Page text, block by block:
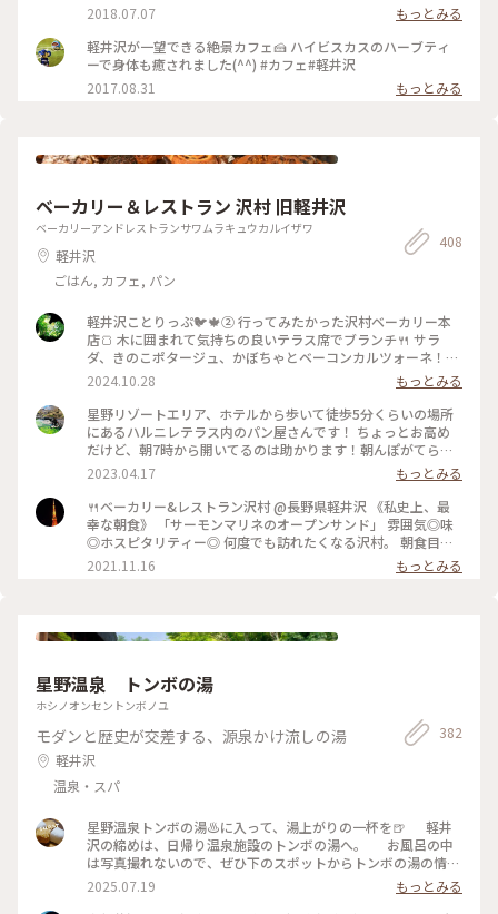
2018.07.07
もっとみる
軽井沢が一望できる絶景カフェ🍰 ハイビスカスのハーブティ
ーで身体も癒されました(^^) #カフェ#軽井沢
2017.08.31
もっとみる
ベーカリー＆レストラン 沢村 旧軽井沢
ベーカリーアンドレストランサワムラキュウカルイザワ
軽井沢
ごはん, カフェ, パン
408
軽井沢ことりっぷ🐦️🍁② 行ってみたかった沢村ベーカリー本
店🍞 木に囲まれて気持ちの良いテラス席でブランチ🍴 サラ
ダ、きのこポタージュ、かぼちゃとベーコンカルツォーネ！軽
井沢限定の言葉に惹かれてカルツォーネを選びました😋♡♫ご
ろごろ肉厚ベーコン、濃厚チーズがとろ〜り、かぼちゃの甘さ
も美味しくて秋を感じました🎃💕 ショーケースは横に長〜く
てパンの品揃えも豊富で買いたくなりましたが新宿に帰ったら
買えるからなぁと眺めて我慢〜😊💓 #沢村ベーカリー #ベーカ
リー＆レストラン沢村 #本店 #旧軽井沢 #緑がきれい #緑に囲
まれて #ブランチ #カルツォーネ #ベーカリー #軽井沢 #限定 #
軽井沢ことりっぷ
2024.10.28
もっとみる
星野リゾートエリア、ホテルから歩いて徒歩5分くらいの場所
にあるハルニレテラス内のパン屋さんです！ ちょっとお高め
だけど、朝7時から開いてるのは助かります！朝んぽがてら行
ってみてはいかがでしょうか？ 小鳥のさえずり、川のせせら
ぎに癒されながら、美味しいパンが堪能できます😊 #パン屋 #
軽井沢 #私のことりっぷ旅
2023.04.17
もっとみる
🍴ベーカリー&レストラン沢村 @長野県軽井沢 《私史上、最
幸な朝食》 「サーモンマリネのオープンサンド」 雰囲気◎味
◎ホスピタリティー◎ 何度でも訪れたくなる沢村。 朝食目当
てに朝早くから混雑することもあるそう。 それでも食べたくな
る沢村のモーニング。 私は軽井沢でのモーニングは沢村一択で
ン #モーニング #私のことりっぷ
2021.11.16 もっとみる
星野温泉 トンボの湯
ホシノオンセントンボノユ
モダンと歴史が交差する、源泉かけ流しの湯
軽井沢
温泉・スパ
382
星野温泉トンボの湯♨️に入って、湯上がりの一杯を🍺 軽井
沢の締めは、日帰り温泉施設のトンボの湯へ。 お風呂の中
は写真撮れないので、ぜひ下のスポットからトンボの湯の情報
をご覧ください。 内湯の外に面した部分が一面ガラスで、目
の前は森🌳 開け放された大きな窓からは、涼しい風と野鳥の
2025.07.19
もっとみる